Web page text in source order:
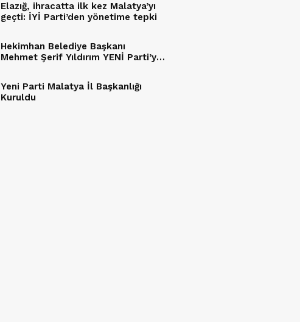
Elazığ, ihracatta ilk kez Malatya’yı
geçti: İYİ Parti’den yönetime tepki
Hekimhan Belediye Başkanı
Mehmet Şerif Yıldırım YENİ Parti’ye
Yeni Parti Malatya İl Başkanlığı
Kuruldu